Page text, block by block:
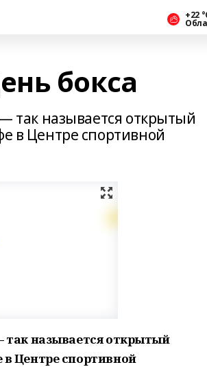
+22
бокса
так называется открытый
в Центре спортивной
так называется открытый
Центре спортивной